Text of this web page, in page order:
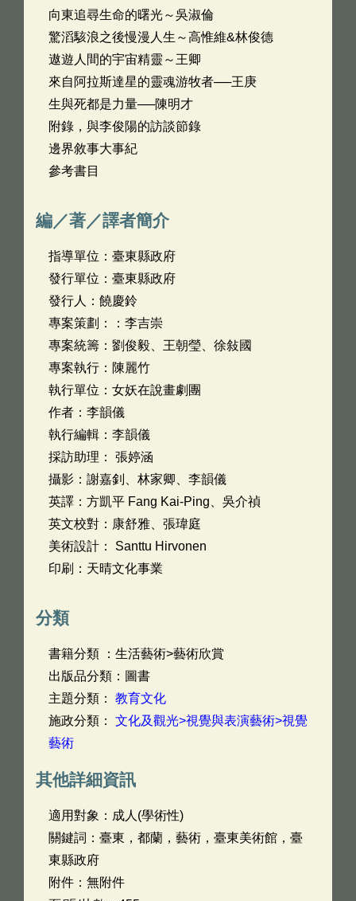
向東追尋生命的曙光～吳淑倫
驚滔駭浪之後慢漫人生～高惟維&林俊德
遨遊人間的宇宙精靈～王卿
來自阿拉斯達星的靈魂游牧者──王庚
生與死都是力量──陳明才
附錄，與李俊陽的訪談節錄
邊界敘事大事紀
參考書目
編／著／譯者簡介
指導單位：臺東縣政府
發行單位：臺東縣政府
發行人：饒慶鈴
專案策劃：：李吉崇
專案統籌：劉俊毅、王朝瑩、徐敍國
專案執行：陳麗竹
執行單位：女妖在說畫劇團
作者：李韻儀
執行編輯：李韻儀
採訪助理： 張婷涵
攝影：謝嘉釗、林家卿、李韻儀
英譯：方凱平 Fang Kai-Ping、吳介禎
英文校對：康舒雅、張瑋庭
美術設計： Santtu Hirvonen
印刷：天晴文化事業
分類
書籍分類 ：生活藝術>藝術欣賞
出版品分類：圖書
主題分類： 教育文化
施政分類： 文化及觀光>視覺與表演藝術>視覺
藝術
其他詳細資訊
適用對象：成人(學術性)
關鍵詞：臺東，都蘭，藝術，臺東美術館，臺
東縣政府
附件：無附件